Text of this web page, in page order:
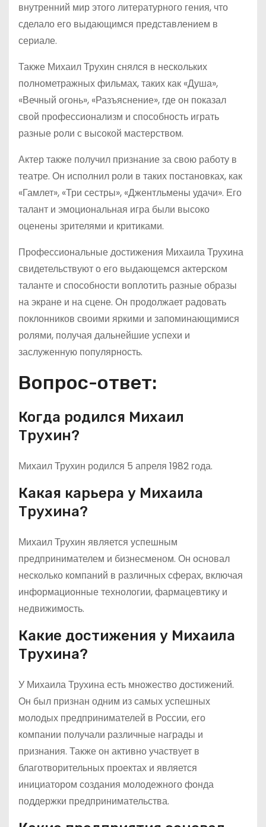
внутренний мир этого литературного гения, что
сделало его выдающимся представлением в
сериале.
Также Михаил Трухин снялся в нескольких
полнометражных фильмах, таких как «Душа»,
«Вечный огонь», «Разъяснение», где он показал
свой профессионализм и способность играть
разные роли с высокой мастерством.
Актер также получил признание за свою работу в
театре. Он исполнил роли в таких постановках, как
«Гамлет», «Три сестры», «Джентльмены удачи». Его
талант и эмоциональная игра были высоко
оценены зрителями и критиками.
Профессиональные достижения Михаила Трухина
свидетельствуют о его выдающемся актерском
таланте и способности воплотить разные образы
на экране и на сцене. Он продолжает радовать
поклонников своими яркими и запоминающимися
ролями, получая дальнейшие успехи и
заслуженную популярность.
Вопрос-ответ:
Когда родился Михаил
Трухин?
Михаил Трухин родился 5 апреля 1982 года.
Какая карьера у Михаила
Трухина?
Михаил Трухин является успешным
предпринимателем и бизнесменом. Он основал
несколько компаний в различных сферах, включая
информационные технологии, фармацевтику и
недвижимость.
Какие достижения у Михаила
Трухина?
У Михаила Трухина есть множество достижений.
Он был признан одним из самых успешных
молодых предпринимателей в России, его
компании получали различные награды и
признания. Также он активно участвует в
благотворительных проектах и является
инициатором создания молодежного фонда
поддержки предпринимательства.